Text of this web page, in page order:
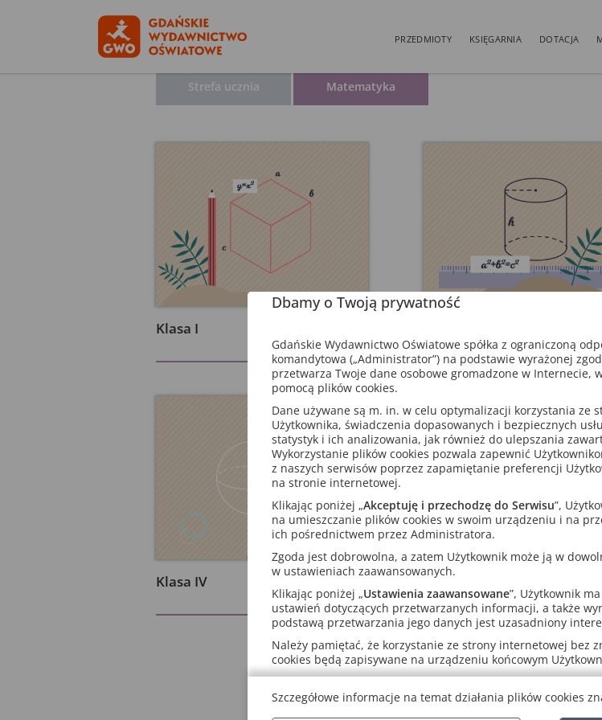
PRZEDMIOTY KSIĘGARNIA DOTACJA
Strefa ucznia Matematyka
Klasa I
Klasa IV
Dbamy o Twoją prywatność
Gdańskie Wydawnictwo Oświatowe spółka z ograniczoną
komandytowa („Administrator”) na podstawie wyrażonej
przetwarza Twoje dane osobowe gromadzone w Internecie,
pomocą plików cookies.
Dane używane są m. in. w celu optymalizacji korzystania ze
Użytkownika, świadczenia dopasowanych i bezpiecznych
statystyk i ich analizowania, jak również do ulepszania
Wykorzystanie plików cookies pozwala zapewnić
z naszych serwisów poprzez zapamiętanie preferencji
na stronie internetowej.
Klikając poniżej „Akceptuję i przechodzę do Serwisu”,
na umieszczanie plików cookies w swoim urządzeniu i na
ich pośrednictwem przez Administratora.
Zgoda jest dobrowolna, a zatem Użytkownik może ją w
w ustawieniach zaawansowanych.
Klikając poniżej „Ustawienia zaawansowane”, Użytkownik
ustawień dotyczących przetwarzanych informacji, a także
podstawą przetwarzania jego danych jest uzasadniony
Należy pamiętać, że korzystanie ze strony internetowej bez
cookies będą zapisywane na urządzeniu końcowym
Szczegółowe informacje na temat działania plików cookies